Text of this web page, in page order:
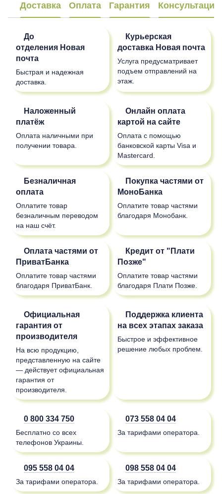
Доставка Оплата Гарантия Консультация
До
отделения Новая
почта
Быстрая и надежная
доставка.
Курьерская
доставка Новая почта
Услуга предусматривает
подъем отправлений на
этаж.
Наложенный
платёж
Оплата наличными при
получении товара.
Онлайн оплата
картой на сайте
Оплата с помощью
банковской карты Visa и
Mastercard.
Безналичная
оплата
Оплатите товар
безналичным переводом
на наш счёт.
Покупка частями от
МоноБанка
Оплатите товар частями
благодаря Монобанк.
Оплата частями от
ПриватБанка
Оплатите товар частями
благодаря ПриватБанк.
Кредит от "Плати
Позже"
Оплатите товар частями
благодаря Плати Позже.
Официальная
гарантия от
производителя
На всю продукцию,
представленную на сайте
— действует официальная
гарантия от
производителя.
Поддержка клиента
на всех этапах заказа
Быстрое и эффективное
решение любых проблем.
0 800 334 750
Бесплатно со всех
телефонов Украины.
073 558 04 04
За тарифами оператора.
095 558 04 04
За тарифами оператора.
098 558 04 04
За тарифами оператора.